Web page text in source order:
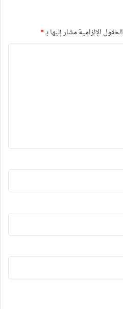
الحقول الإلزامية مشار إليها بـ*